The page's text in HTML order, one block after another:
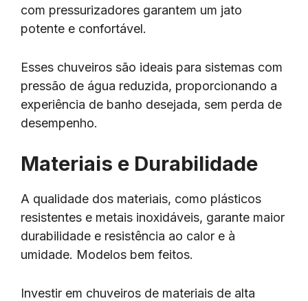
com pressurizadores garantem um jato
potente e confortável.
Esses chuveiros são ideais para sistemas com
pressão de água reduzida, proporcionando a
experiência de banho desejada, sem perda de
desempenho.
Materiais e Durabilidade
A qualidade dos materiais, como plásticos
resistentes e metais inoxidáveis, garante maior
durabilidade e resistência ao calor e à
umidade. Modelos bem feitos.
Investir em chuveiros de materiais de alta